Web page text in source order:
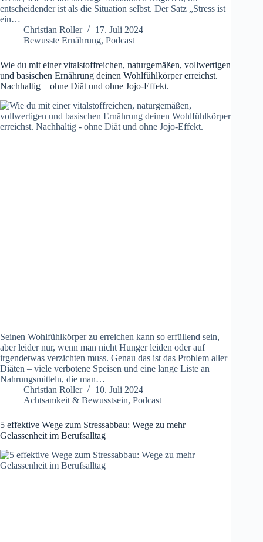
entscheidender ist als die Situation selbst. Der Satz „Stress ist
ein…
Christian Roller
17. Juli 2024
Bewusste Ernährung, Podcast
Wie du mit einer vitalstoffreichen, naturgemäßen, vollwertigen
und basischen Ernährung deinen Wohlfühlkörper erreichst.
Nachhaltig – ohne Diät und ohne Jojo-Effekt.
Seinen Wohlfühlkörper zu erreichen kann so erfüllend sein,
aber leider nur, wenn man nicht Hunger leiden oder auf
irgendetwas verzichten muss. Genau das ist das Problem aller
Diäten – viele verbotene Speisen und eine lange Liste an
Nahrungsmitteln, die man…
Christian Roller
10. Juli 2024
Achtsamkeit & Bewusstsein, Podcast
5 effektive Wege zum Stressabbau: Wege zu mehr
Gelassenheit im Berufsalltag